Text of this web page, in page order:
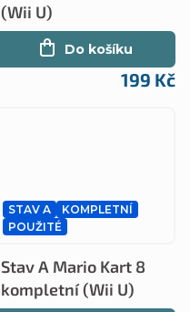
(Wii U)
199 Kč
Do košíku
STAV A
KOMPLETNÍ
POUŽITÉ
Stav A Mario Kart 8
kompletní (Wii U)